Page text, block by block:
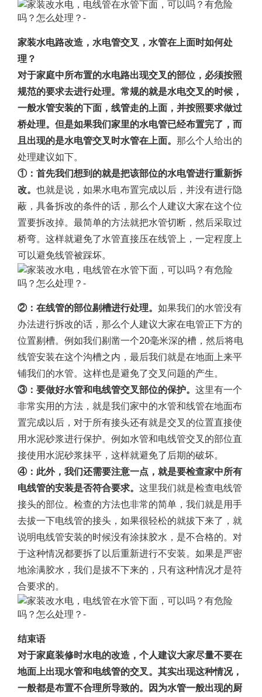
家装水电路改造，水电管交叉，水管在上面时如何处
理？
对于家庭中所布置的水电路出现交叉的部位，必须按照
规范的要求去进行处理。常规的就是水电交叉的时候，
一般水管安装的下面，线管走的上面，并按照要求做过
桥处理。但是如果我们家里的水电管已经布置完了，而
且出现的是水电管交叉时水管在上面。 那么个人给出的
处理建议如下。
①：首先我们想到的就是把该部位的水电管进行重新拆
改。 也就是说，如果水电布置完成以后，并没有进行隐
蔽，具备拆改的条件的话，那么个人建议大家在这个位
置要拆改掉。最简单的方法就把水管切断，然后采取过
桥弯。这样就避免了水管直接压在线管上，一定程度上
可以避免线管被踩坏。
②：在线管的部位剔槽进行处理。 如果我们的水管没有
办法进行拆改的话，那么个人建议大家在电管正下方的
位置剔槽。例如我们剔凿一个20毫米深的槽，然后将电
线管安装在这个沟槽之内，最后我们就是在地面上来平
铺我们的水管。这样也是避免了交叉问题的产生。
③：要做好水管和电线管交叉部位的保护。 这里有一个
非常实用的方法，就是我们家中的水管和线管在地面布
置完成以后，对于所有接头还有就是交叉的位置直接使
用水泥砂浆进行保护。例如水管和电线管交叉的部位直
接使用水泥砂浆抹平，这样就避免了后期的破坏。
④：此外，我们还需要注意一点，就是要检查家中所有
电线管的安装是否符合要求。 这里我们就是检查电线管
接头的部位。检查的方法也非常的简单，我们就是用手
去拔一下电线管的接头，如果很轻松的就拔下来了，就
说明电线管安装的时候没有涂抹胶水，是不合格的。对
于这种情况都要拆了以后重新进行不安装。如果是严密
地涂满胶水，我们是拔不下来的，只有这种情况才是符
合要求的。
结束语
对于家庭装修时水电的改造，个人建议大家尽量不要在
地面上出现水管和电线管的交叉。其实出现这种情况，
一般都是布置不合理所导致的。因为水管一般出现的厨